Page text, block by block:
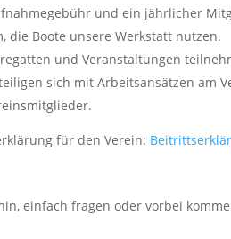
und ein jährlicher
die Boote unsere Werkstatt nutzen.
und Veranstaltungen
sich mit Arbeitsansätzen am
für den Verein:
einfach fragen oder vorbei